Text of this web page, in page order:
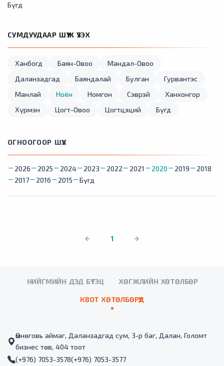
Бүгд
СУМДУУДААР ШҮҮЖ ҮЗЭХ
Ханбогд Баян-Овоо
Мандал-Овоо
Даланзадгад
Баяндалай Булган
Гурвантэс
Манлай
Ноён Номгон Сэврэй
Ханхонгор
Хүрмэн
Цогт-Овоо Цогтцэций Бүгд
ОГНООГООР ШҮҮХ
2026 2025 2024 2023 2022 2021 2020 2019
2018
2017
2016 2015 Бүгд
1
НИЙГМИЙН ДЭД БҮТЭЦ ХӨГЖЛИЙН ХӨТӨЛБӨР
КВОТ ХӨТӨЛБӨРҮҮД
Өмнөговь аймаг, Даланзадгад сум, 3-р баг, Далан, Голомт
бизнес төв, 404 тоот
(+976) 7053-3578(+976) 7053-3577